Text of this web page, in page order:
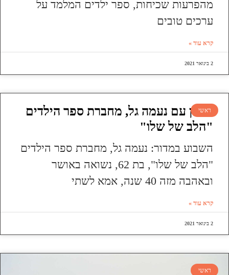
מהפרעות שכיחות, ספר ילדים המלמד על
ערכים טובים
קרא עוד »
2 בינואר 2021
ראשי
ראיון עם נעמה גל, מחברת ספר הילדים
"הלב של שלו"
השבוע במדור: נעמה גל, מחברת ספר הילדים
"הלב של שלו", בת 62, נשואה באושר
ובאהבה מזה 40 שנה, אמא לשתי
קרא עוד »
2 בינואר 2021
ראשי